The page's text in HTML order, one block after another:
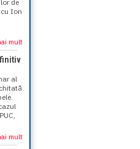
de
Ion
mult
al
mult